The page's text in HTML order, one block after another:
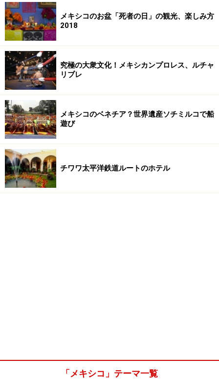
メキシコのお盆「死者の日」の観光、楽しみ方
2018
究極の大衆文化！メキシカンプロレス、ルチャ
リブレ
メキシコのベネチア？世界遺産ソチミルコで船
遊び
チワワ太平洋鉄道ルートのホテル
「メキシコ」テーマ一覧